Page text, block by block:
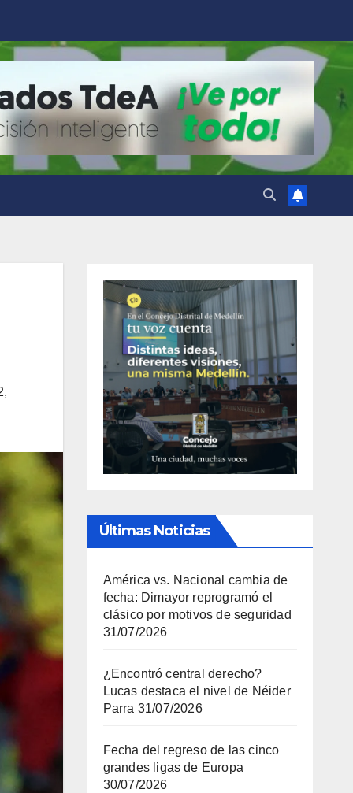
,
Últimas Noticias
América vs. Nacional cambia de
fecha: Dimayor reprogramó el
clásico por motivos de seguridad
31/07/2026
¿Encontró central derecho?
Lucas destaca el nivel de Néider
Parra 31/07/2026
Fecha del regreso de las cinco
grandes ligas de Europa
30/07/2026